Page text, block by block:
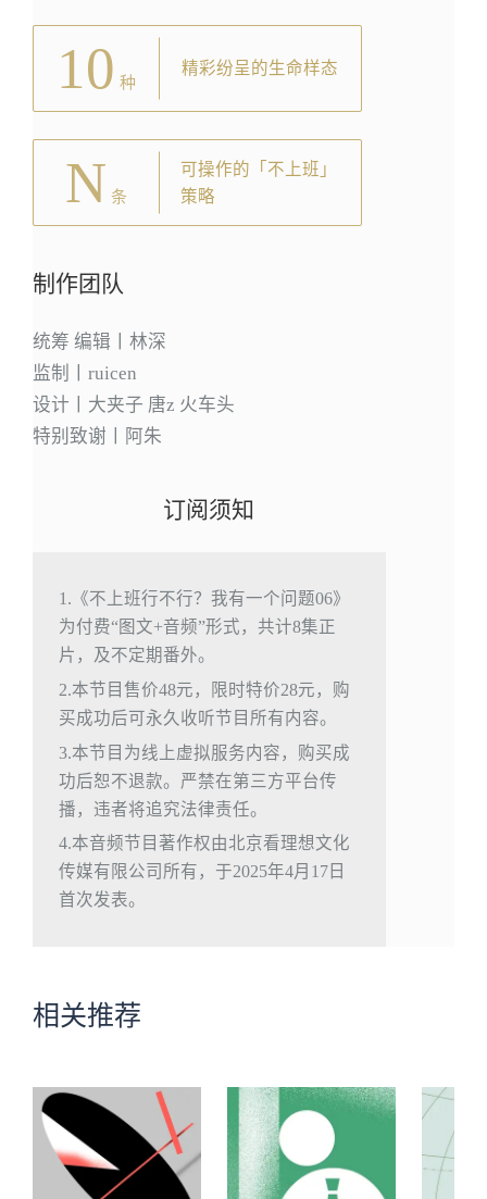
10 种
精彩纷呈的生命样态
N 条
可操作的「不上班」
策略
制作团队
统筹 编辑丨林深
监制丨ruicen
设计丨大夹子 唐z 火车头
特别致谢丨阿朱
订阅须知
1.《不上班行不行？我有一个问题06》
为付费“图文+音频”形式，共计8集正
片，及不定期番外。
2.本节目售价48元，限时特价28元，购
买成功后可永久收听节目所有内容。
3.本节目为线上虚拟服务内容，购买成
功后恕不退款。严禁在第三方平台传
播，违者将追究法律责任。
4.本音频节目著作权由北京看理想文化
传媒有限公司所有，于2025年4月17日
首次发表。
相关推荐